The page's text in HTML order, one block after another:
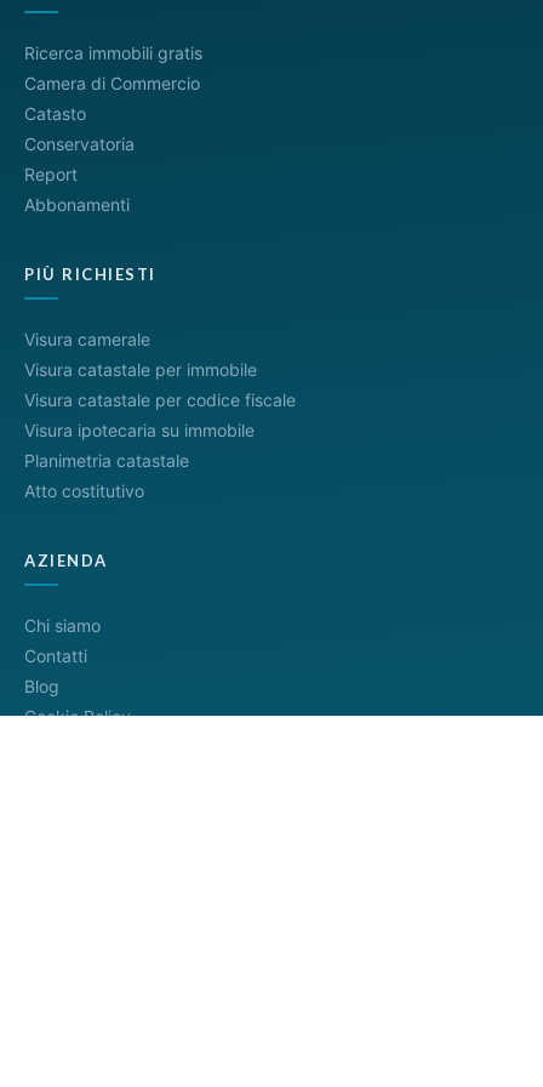
Ricerca immobili gratis
Camera di Commercio
Catasto
Conservatoria
Report
Abbonamenti
PIÙ RICHIESTI
Visura camerale
Visura catastale per immobile
Visura catastale per codice fiscale
Visura ipotecaria su immobile
Planimetria catastale
Atto costitutivo
AZIENDA
Chi siamo
Contatti
Blog
Cookie Policy